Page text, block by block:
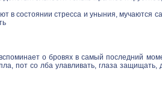
в состоянии стресса и уныния, мучаются
о бровях в самый последний
пот со лба улавливать, глаза